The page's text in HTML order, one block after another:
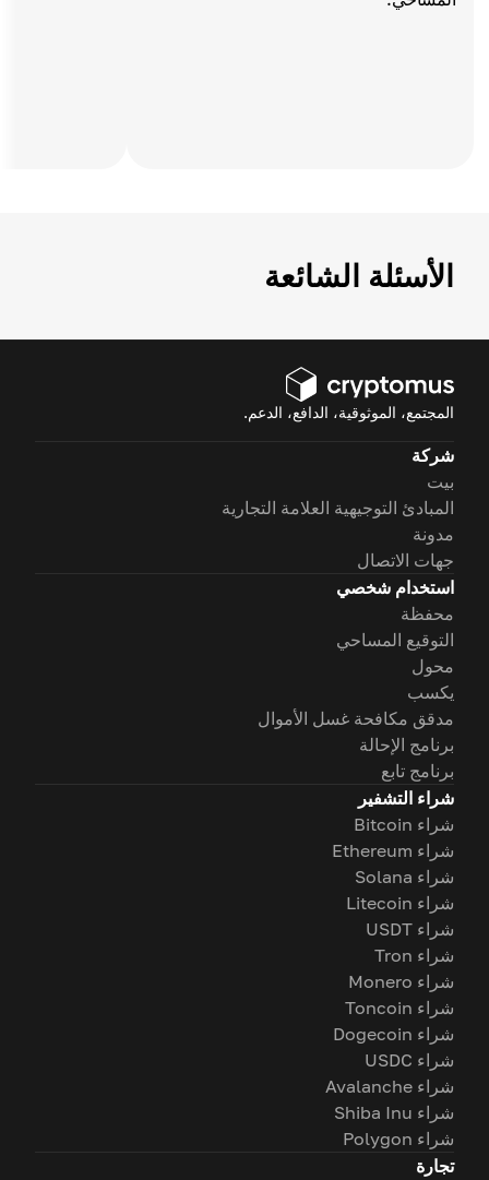
الأسئلة الشائعة
المجتمع، الموثوقية، الدافع، الدعم.
شركة
بيت
المبادئ التوجيهية العلامة التجارية
مدونة
جهات الاتصال
استخدام شخصي
محفظة
التوقيع المساحي
محول
يكسب
مدقق مكافحة غسل الأموال
برنامج الإحالة
برنامج تابع
شراء التشفير
شراء Bitcoin
شراء Ethereum
شراء Solana
شراء Litecoin
شراء USDT
شراء Tron
شراء Monero
شراء Toncoin
شراء Dogecoin
شراء USDC
شراء Avalanche
شراء Shiba Inu
شراء Polygon
تجارة